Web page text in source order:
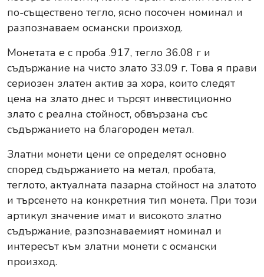
по-съществено тегло, ясно посочен номинал и
разпознаваем османски произход.
Монетата е с проба .917, тегло 36.08 г и
съдържание на чисто злато 33.09 г. Това я прави
сериозен златен актив за хора, които следят
цена на злато днес и търсят инвестиционно
злато с реална стойност, обвързана със
съдържанието на благороден метал.
Златни монети цени се определят основно
според съдържанието на метал, пробата,
теглото, актуалната пазарна стойност на златото
и търсенето на конкретния тип монета. При този
артикул значение имат и високото златно
съдържание, разпознаваемият номинал и
интересът към златни монети с османски
произход.